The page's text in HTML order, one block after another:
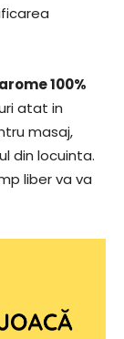
100%
atat in
masaj,
din locuinta.
liber va va